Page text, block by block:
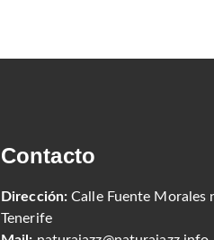
Contacto
Dirección: Calle Fuente Morales
Tenerife